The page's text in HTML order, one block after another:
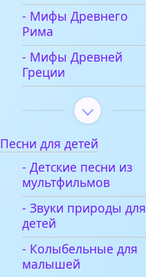
- Мифы Древнего
Рима
- Мифы Древней
Греции
Песни для детей
- Детские песни из
мультфильмов
- Звуки природы для
детей
- Колыбельные для
малышей